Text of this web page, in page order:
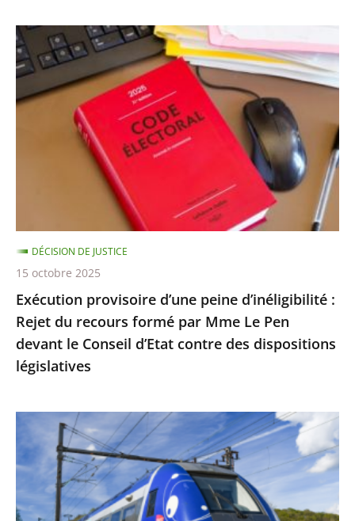
aux
alertes
et
crises
sanitaires
Exécution
provisoire
d’une
peine
d’inéligibilité
formé
par
Mme
Le
Pen
devant
le
d’Etat
contre
dispositions
législatives
Exécution provisoire d’une peine d’inéligibilité :
Rejet du recours formé par Mme Le Pen
devant le Conseil d’Etat contre des dispositions
législatives
DÉCISION DE JUSTICE
15 octobre 2025
Utilisation
du
réseau
ferré
par